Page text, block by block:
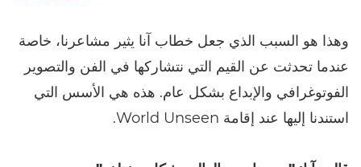
وهذا هو السبب الذي جعل خطاب آنا يثير مشاعرنا، خاصة
عندما تحدثت عن القيم التي نتشاركها في الفن والتصوير
الفوتوغرافي والإبداع بشكل عام. هذه هي الأسس التي
استندنا إليها عند إقامة World Unseen.